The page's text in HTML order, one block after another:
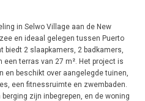
in Selwo Village aan de New
en ideaal gelegen tussen Puerto
biedt 2 slaapkamers, 2 badkamers,
een terras van 27 m². Het project is
en beschikt over aangelegde tuinen,
een fitnessruimte en zwembaden.
zijn inbegrepen, en de woning